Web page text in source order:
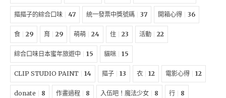
摳摳子的綜合口味 47 統一發票中獎號碼 37 開箱心得 36
食 29 育 29 萌萌 24 住 23 活動 22
綜合口味日本蜜年旅遊中 15 貓咪 15
CLIP STUDIO PAINT 14 摳子 13 衣 12 電影心得 12
donate 8 作畫過程 8 入伍吧！魔法少女 8 行 8